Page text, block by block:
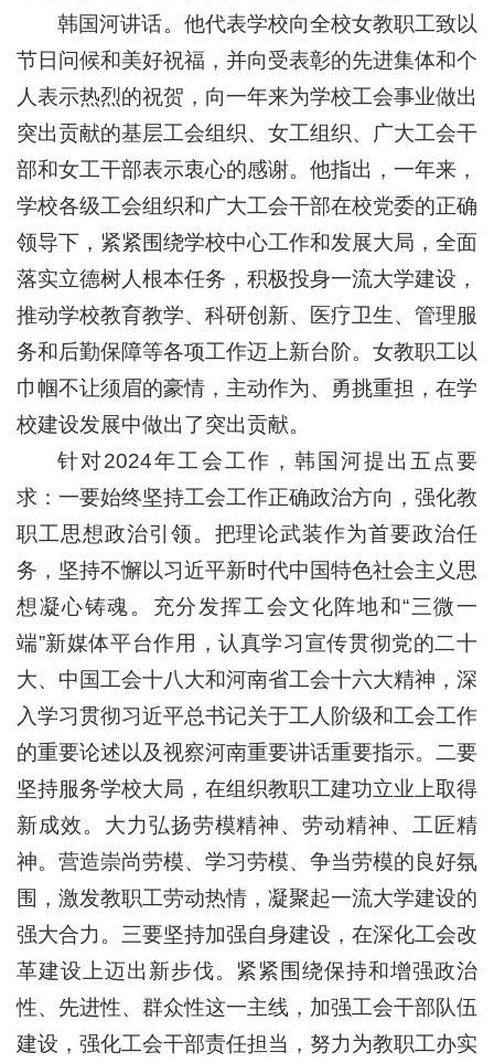
韩国河讲话。他代表学校向全校女教职工致以
节日问候和美好祝福，并向受表彰的先进集体和个
人表示热烈的祝贺，向一年来为学校工会事业做出
突出贡献的基层工会组织、女工组织、广大工会干
部和女工干部表示衷心的感谢。他指出，一年来，
学校各级工会组织和广大工会干部在校党委的正确
领导下，紧紧围绕学校中心工作和发展大局，全面
落实立德树人根本任务，积极投身一流大学建设，
推动学校教育教学、科研创新、医疗卫生、管理服
务和后勤保障等各项工作迈上新台阶。女教职工以
巾帼不让须眉的豪情，主动作为、勇挑重担，在学
校建设发展中做出了突出贡献。
针对2024年工会工作，韩国河提出五点要
求：一要始终坚持工会工作正确政治方向，强化教
职工思想政治引领。把理论武装作为首要政治任
务，坚持不懈以习近平新时代中国特色社会主义思
想凝心铸魂。充分发挥工会文化阵地和“三微一
端”新媒体平台作用，认真学习宣传贯彻党的二十
大、中国工会十八大和河南省工会十六大精神，深
入学习贯彻习近平总书记关于工人阶级和工会工作
的重要论述以及视察河南重要讲话重要指示。二要
坚持服务学校大局，在组织教职工建功立业上取得
新成效。大力弘扬劳模精神、劳动精神、工匠精
神。营造崇尚劳模、学习劳模、争当劳模的良好氛
围，激发教职工劳动热情，凝聚起一流大学建设的
强大合力。三要坚持加强自身建设，在深化工会改
革建设上迈出新步伐。紧紧围绕保持和增强政治
性、先进性、群众性这一主线，加强工会干部队伍
建设，强化工会干部责任担当，努力为教职工办实